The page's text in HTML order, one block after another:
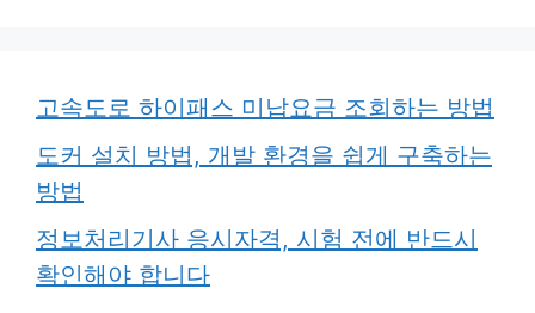
고속도로 하이패스 미납요금 조회하는 방법
도커 설치 방법, 개발 환경을 쉽게 구축하는
방법
정보처리기사 응시자격, 시험 전에 반드시
확인해야 합니다